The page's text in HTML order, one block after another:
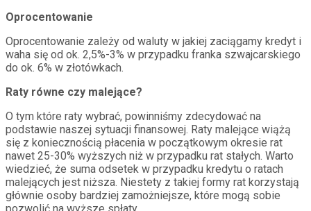
Oprocentowanie
Oprocentowanie zależy od waluty w jakiej zaciągamy kredyt i
waha się od ok. 2,5%-3% w przypadku franka szwajcarskiego
do ok. 6% w złotówkach.
Raty równe czy malejące?
O tym które raty wybrać, powinniśmy zdecydować na
podstawie naszej sytuacji finansowej. Raty malejące wiążą
się z koniecznością płacenia w początkowym okresie rat
nawet 25-30% wyższych niż w przypadku rat stałych. Warto
wiedzieć, że suma odsetek w przypadku kredytu o ratach
malejących jest niższa. Niestety z takiej formy rat korzystają
głównie osoby bardziej zamożniejsze, które mogą sobie